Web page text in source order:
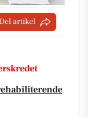
artikel